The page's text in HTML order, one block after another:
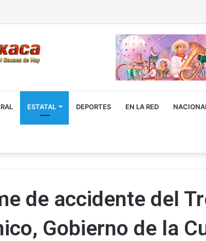
ESTATAL DEPORTES EN LA RED
de accidente del
Gobierno de la